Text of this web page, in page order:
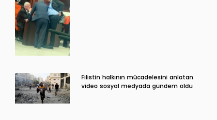
Filistin halkının mücadelesini anlatan
video sosyal medyada gündem oldu